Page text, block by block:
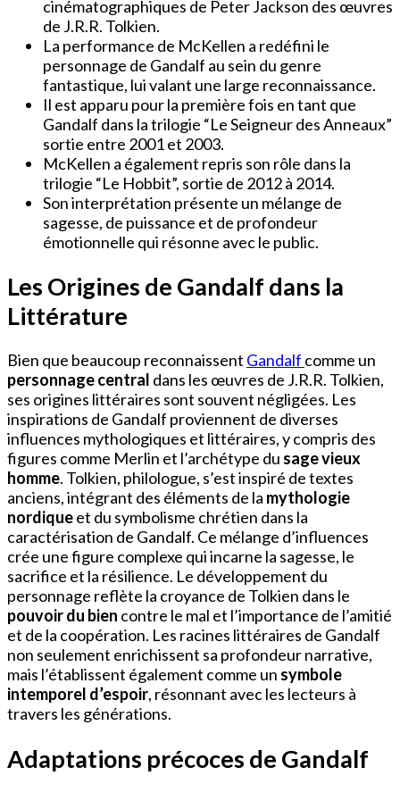
cinématographiques de Peter Jackson des œuvres
de J.R.R. Tolkien.
La performance de McKellen a redéfini le
personnage de Gandalf au sein du genre
fantastique, lui valant une large reconnaissance.
Il est apparu pour la première fois en tant que
Gandalf dans la trilogie “Le Seigneur des Anneaux”
sortie entre 2001 et 2003.
McKellen a également repris son rôle dans la
trilogie “Le Hobbit”, sortie de 2012 à 2014.
Son interprétation présente un mélange de
sagesse, de puissance et de profondeur
émotionnelle qui résonne avec le public.
Les Origines de Gandalf dans la
Littérature
Bien que beaucoup reconnaissent Gandalf comme un
personnage central dans les œuvres de J.R.R. Tolkien,
ses origines littéraires sont souvent négligées. Les
inspirations de Gandalf proviennent de diverses
influences mythologiques et littéraires, y compris des
figures comme Merlin et l’archétype du sage vieux
homme. Tolkien, philologue, s’est inspiré de textes
anciens, intégrant des éléments de la mythologie
nordiqueet du symbolisme chrétien dans la
caractérisation de Gandalf. Ce mélange d’influences
crée une figure complexe qui incarne la sagesse, le
sacrifice et la résilience. Le développement du
personnage reflète la croyance de Tolkien dans le
pouvoir du bien contre le mal et l’importance de l’amitié
et de la coopération. Les racines littéraires de Gandalf
non seulement enrichissent sa profondeur narrative,
mais l’établissent également comme un symbole
intemporel d’espoir, résonnant avec les lecteurs à
travers les générations.
Adaptations précoces de Gandalf